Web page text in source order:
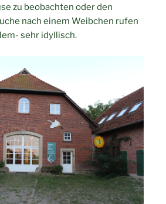
zu beobachten oder den
nach einem Weibchen rufen
sehr idyllisch.